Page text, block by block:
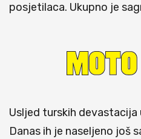
posjetilaca. Ukupno je
Usljed turskih devastacija
Danas ih je naseljeno još